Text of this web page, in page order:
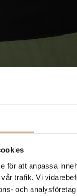
för att anpassa
trafik. Vi
och